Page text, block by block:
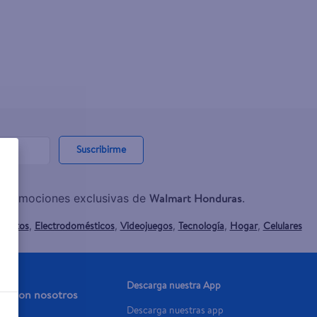
Suscribirme
exclusivas de Walmart Honduras.
, Electrodomésticos, Videojuegos, Tecnología, Hogar, Celulares
con nosotros
Descarga nuestra App
Descarga nuestras app